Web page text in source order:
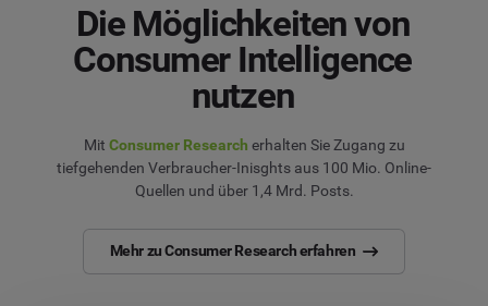
Die Möglichkeiten von
Consumer Intelligence
nutzen
Mit Consumer Research erhalten Sie Zugang zu
tiefgehenden Verbraucher-Inisghts aus 100 Mio. Online-
Quellen und über 1,4 Mrd. Posts.
Mehr zu Consumer Research erfahren